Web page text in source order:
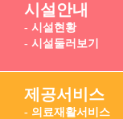
시설안내
- 시설현황
- 시설둘러보기
제공서비스
- 의료재활서비스